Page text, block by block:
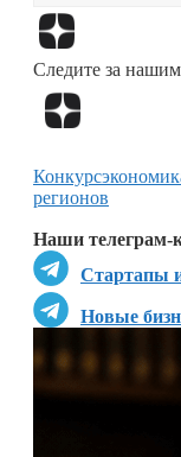
Следите за
Наши телеграм-
Стартапы
Новые
Конкурс
регионов